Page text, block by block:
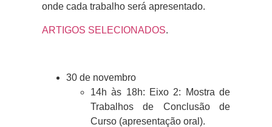
onde cada trabalho será apresentado.
ARTIGOS SELECIONADOS.
30 de novembro
14h às 18h: Eixo 2: Mostra de
Trabalhos de Conclusão de
Curso (apresentação oral).